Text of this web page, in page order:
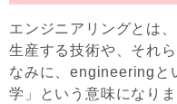
エンジニアリングとは
生産する技術や、それ
なみに、engineeringと
学」という意味になりま